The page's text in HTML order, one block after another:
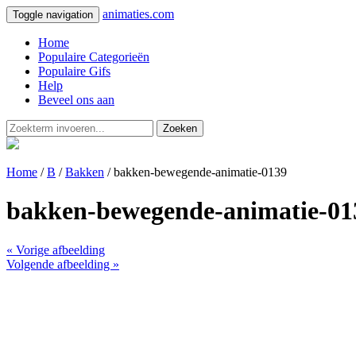
Toggle navigation animaties.com
Home
Populaire Categorieën
Populaire Gifs
Help
Beveel ons aan
Zoeken
Home /B /Bakken / bakken-bewegende-animatie-0139
bakken-bewegende-animatie-
« Vorige afbeelding
Volgende afbeelding »